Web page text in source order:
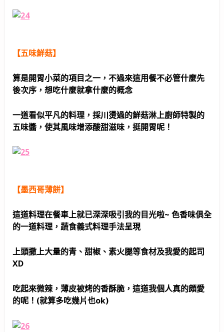
【五味鮮菇】
算是開胃小菜的項目之一，不過來這用餐不必管什麼先
後次序，想吃什麼就拿什麼的概念
一道看似平凡的料理，採川燙過的鮮菇淋上廚師特製的
五味醬，使其風味增添酸甜滋味，挺開胃呢！
【墨西哥薄餅】
這道料理在餐車上就已深深吸引我的目光啦~ 色香味俱全
的一道料理，蔬食義式料理手法呈現
上頭撒上大量的青、甜椒、素火腿等食材及我愛的起司
XD
吃起來微辣，薄皮被烤的香酥脆，這道我個人真的頗愛
的呢！(就算多吃幾片也ok)